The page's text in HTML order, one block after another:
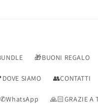
🎁BUONI REGALO
SIAMO 👥CONTATTI
✆WhatsApp 🙏🏻GRAZIE A